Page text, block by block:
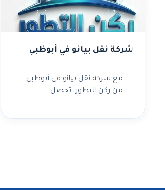
شركة نقل بيانو في أبوظبي
مع شركة نقل بيانو في أبوظبي
من ركن التطور، تحصل…